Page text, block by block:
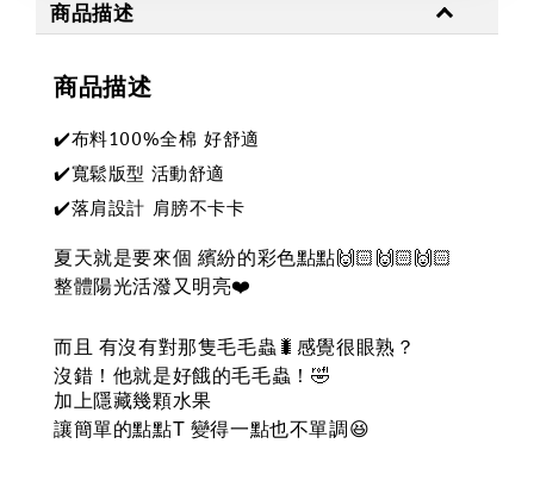
商品描述
商品描述
✔️布料100%全棉 好舒適
✔️寬鬆版型 活動舒適
✔️落肩設計 肩膀不卡卡
夏天就是要來個 繽紛的彩色點點🙌🏻🙌🏻🙌🏻
整體陽光活潑又明亮❤️
而且 有沒有對那隻毛毛蟲🐛感覺很眼熟？
沒錯！他就是好餓的毛毛蟲！🤣
加上隱藏幾顆水果
讓簡單的點點T 變得一點也不單調 😆